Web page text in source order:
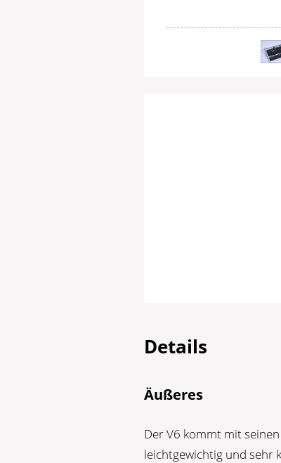
Details
Äußeres
Der V6 kommt mit
leichtgewichtig und sehr